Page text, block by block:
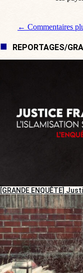
Navigation de
← Commentaires
REPORTAGES/
[GRANDE ENQUÊTE]